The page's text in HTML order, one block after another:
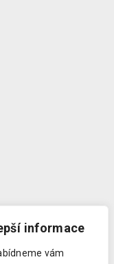
informace
vám